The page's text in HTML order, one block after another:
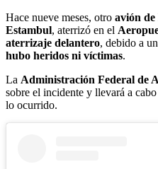
Hace nueve meses, otro avión
Estambul, aterrizó en el
aterrizaje delantero, debido a
hubo heridos ni víctimas.
La Administración Federal de
sobre el incidente y llevará a cabo
lo ocurrido.